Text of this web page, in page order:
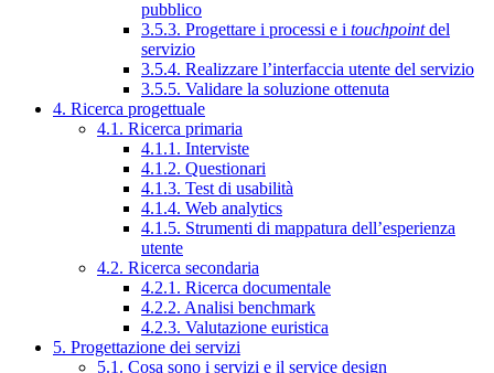
pubblico
3.5.3. Progettare i processi e i touchpointdel
servizio
3.5.4. Realizzare l’interfaccia utente del servizio
3.5.5. Validare la soluzione ottenuta
4. Ricerca progettuale
4.1. Ricerca primaria
4.1.1. Interviste
4.1.2. Questionari
4.1.3. Test di usabilità
4.1.4. Web analytics
4.1.5. Strumenti di mappatura dell’esperienza
utente
4.2. Ricerca secondaria
4.2.1. Ricerca documentale
4.2.2. Analisi benchmark
4.2.3. Valutazione euristica
5. Progettazione dei servizi
5.1. Cosa sono i servizi e il service design